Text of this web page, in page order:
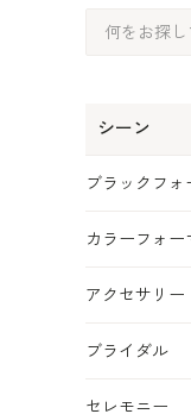
シーン
ブラックフォ
カラーフォー
アクセサリー
ブライダル
セレモニー